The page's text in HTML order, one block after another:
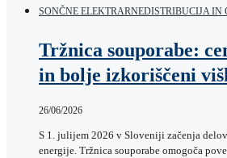
SONČNE ELEKTRARNEDISTRIBUCIJA IN
Tržnica souporabe:
in bolje izkoriščeni
26/06/2026
S 1. julijem 2026 v Sloveniji začenja
energije. Tržnica souporabe omogoča